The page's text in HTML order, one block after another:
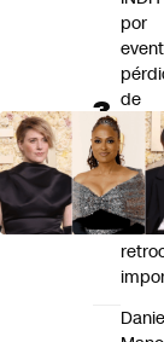
por
de
"Sería
un